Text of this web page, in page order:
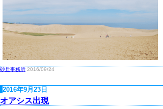
砂丘事務所 2016/09/24
2016年9月23日
オアシス出現